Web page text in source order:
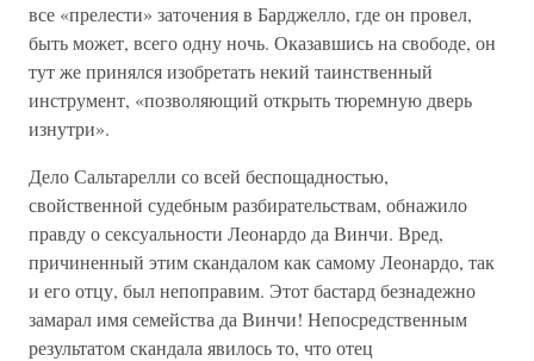
все «прелести» заточения в Барджелло, где он провел,
быть может, всего одну ночь. Оказавшись на свободе, он
тут же принялся изобретать некий таинственный
инструмент, «позволяющий открыть тюремную дверь
изнутри».
Дело Сальтарелли со всей беспощадностью,
свойственной судебным разбирательствам, обнажило
правду о сексуальности Леонардо да Винчи. Вред,
причиненный этим скандалом как самому Леонардо, так
и его отцу, был непоправим. Этот бастард безнадежно
замарал имя семейства да Винчи! Непосредственным
результатом скандала явилось то, что отец